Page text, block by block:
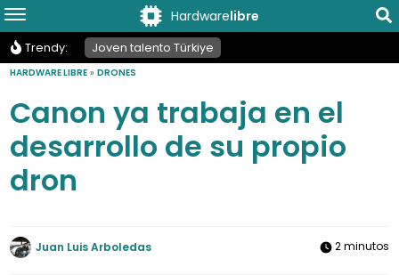
Hardwarelibre
Trendy: Joven talento Türkiye
HARDWARE LIBRE »DRONES
Canon ya trabaja en el
desarrollo de su propio
dron
Juan Luis Arboledas 2 minutos